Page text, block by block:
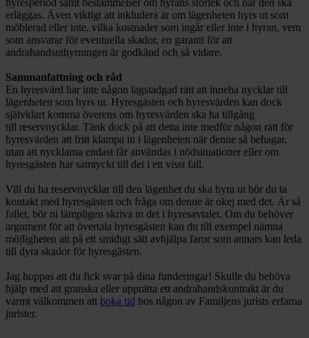
hyresperiod samt bestämmelser om hyrans storlek och när den ska
erläggas. Även viktigt att inkludera är om lägenheten hyrs ut som
möblerad eller inte, vilka kostnader som ingår eller inte i hyran, vem
som ansvarar för eventuella skador, en garanti för att
andrahandsuthyrningen är godkänd och så vidare.
Sammanfattning och råd
En hyresvärd har inte någon lagstadgad rätt att inneha nycklar till
lägenheten som hyrs ut. Hyresgästen och hyresvärden kan dock
självklart komma överens om hyresvärden ska ha tillgång
till reservnycklar. Tänk dock på att detta inte medför någon rätt för
hyresvärden att fritt klampa in i lägenheten när denne så behagar,
utan att nycklarna endast får användas i nödsituationer eller om
hyresgästen har samtyckt till det i ett visst fall.
Vill du ha reservnycklar till den lägenhet du ska hyra ut bör du ta
kontakt med hyresgästen och fråga om denne är okej med det. Är så
fallet, bör ni lämpligen skriva in det i hyresavtalet. Om du behöver
argument för att övertala hyresgästen kan du till exempel nämna
möjligheten att på ett smidigt sätt avhjälpa faror som annars kan leda
till dyra skador för hyresgästen.
Jag hoppas att du fick svar på dina funderingar! Skulle du behöva
hjälp med att granska eller upprätta ett andrahandskontrakt är du
varmt välkommen att boka tid hos någon av Familjens jurists erfarna
jurister.